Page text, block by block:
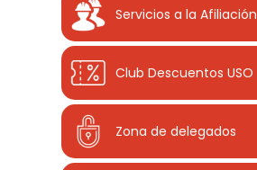
Servicios a la Afiliación
Club Descuentos USO
Zona de delegados